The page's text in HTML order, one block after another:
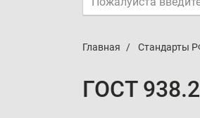
Главная Стандарты
ГОСТ